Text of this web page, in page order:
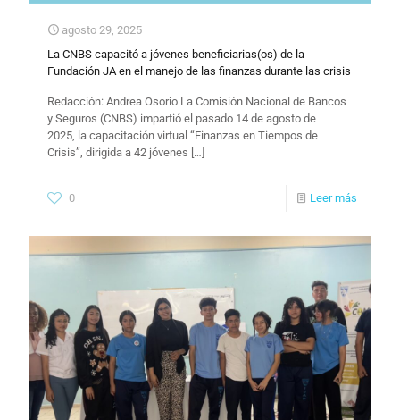
agosto 29, 2025
La CNBS capacitó a jóvenes beneficiarias(os) de la
Fundación JA en el manejo de las finanzas durante las crisis
Redacción: Andrea Osorio La Comisión Nacional de Bancos
y Seguros (CNBS) impartió el pasado 14 de agosto de
2025, la capacitación virtual “Finanzas en Tiempos de
Crisis”, dirigida a 42 jóvenes […]
0 Leer más